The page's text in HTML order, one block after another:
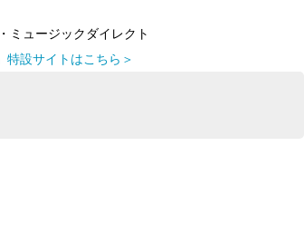
ミュージックダイレクト
設サイトはこちら＞